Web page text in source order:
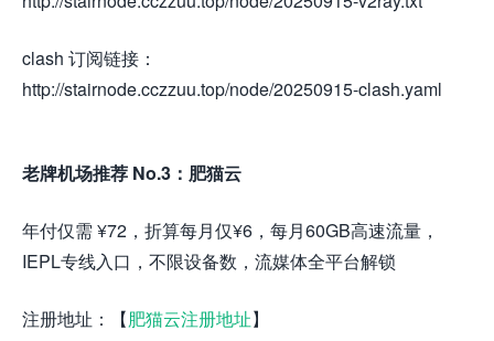
clash 订阅链接：
http://stairnode.cczzuu.top/node/20250915-clash.yaml
老牌机场推荐 No.3：肥猫云
年付仅需 ¥72，折算每月仅¥6，每月60GB高速流量，
IEPL专线入口，不限设备数，流媒体全平台解锁
注册地址：【肥猫云注册地址】